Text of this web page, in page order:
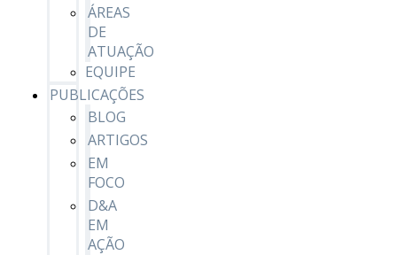
ÁREAS
DE
ATUAÇÃO
EQUIPE
PUBLICAÇÕES
BLOG
ARTIGOS
EM
FOCO
D&A
EM
AÇÃO